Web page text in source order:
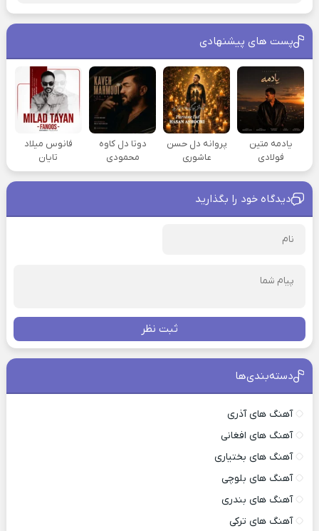
پست های پیشنهادی
یادمه متین
فولادی
پروانه دل حسن
عاشوری
دوتا دل کاوه
محمودی
فانوس میلاد
تایان
دیدگاه خود را بگذارید
ثبت نظر
دسته‌بندی‌ها
آهنگ های آذری
آهنگ های افغانی
آهنگ های بختیاری
آهنگ های بلوچی
آهنگ های بندری
آهنگ های ترکی